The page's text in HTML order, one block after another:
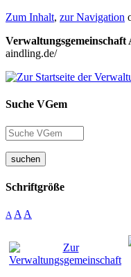
Zum Inhalt, zur Navigation
Verwaltungsgemeinschaft
aindling.de/
Suche VGem
suchen
Schriftgröße
A A A